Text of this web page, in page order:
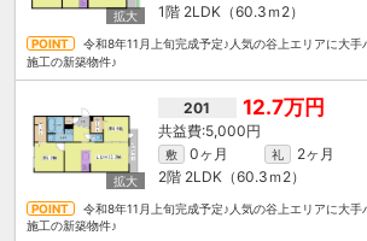
1階 2LDK（60.3ｍ 2）
令和8年11月上旬完成予定♪人気の谷上エリアに大手
施工の新築物件♪
201 12.7万円
5,000円
敷 0ヶ月 礼
2ヶ月
2階 2LDK（60.3ｍ 2）
令和8年11月上旬完成予定♪人気の谷上エリアに大手
施工の新築物件♪